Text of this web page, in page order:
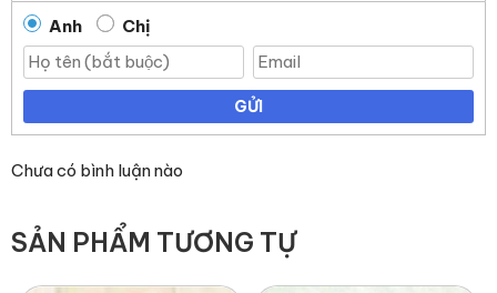
Anh Chị
GỬI
Chưa có bình luận nào
SẢN PHẨM TƯƠNG TỰ